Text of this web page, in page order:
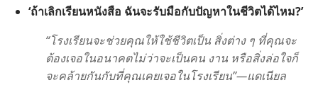
‘ถ้า​เลิก​เรียน​หนังสือ ฉัน​จะ​รับมือ​กับ​ปัญหา​ใน​ชีวิต​ได้​ไหม?’
“โรง​เรียน​จะ​ช่วย​คุณ​ให้​ใช้​ชีวิต​เป็น สิ่ง​ต่าง​ ๆ ที่​คุณ​จะ​
ต้อง​เจอ​ใน​อนาคต​ไม่​ว่า​จะ​เป็น​คน งาน หรือ​สิ่ง​ล่อ​ใจ​ก็​
จะ​คล้าย​กัน​กับ​ที่​คุณ​เคย​เจอ​ใน​โรง​เรียน”—แดเนียล